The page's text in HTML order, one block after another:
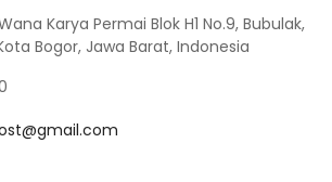
Karya Permai Blok H1 No.9, Bubulak,
Bogor, Jawa Barat, Indonesia